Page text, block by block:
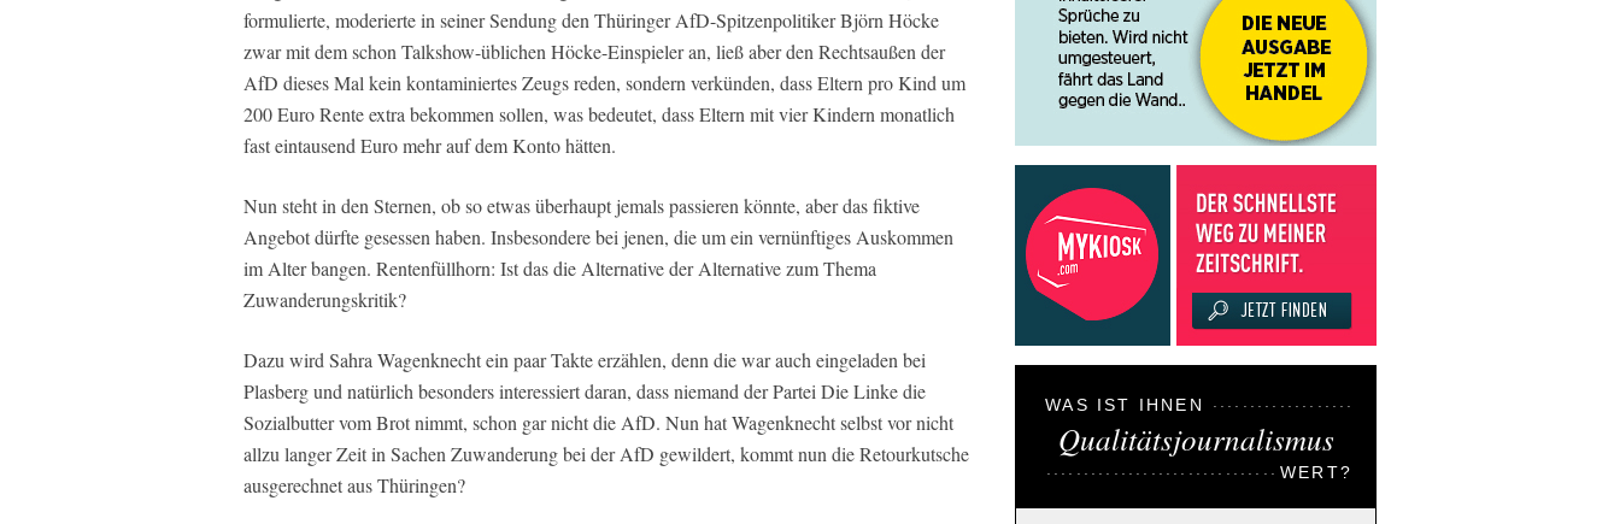
formulierte, moderierte in seiner Sendung den Thüringer AfD-Spitzenpolitiker Björn Höcke
zwar mit dem schon Talkshow-üblichen Höcke-Einspieler an, ließ aber den Rechtsaußen der
AfD dieses Mal kein kontaminiertes Zeugs reden, sondern verkünden, dass Eltern pro Kind um
200 Euro Rente extra bekommen sollen, was bedeutet, dass Eltern mit vier Kindern monatlich
fast eintausend Euro mehr auf dem Konto hätten.
Nun steht in den Sternen, ob so etwas überhaupt jemals passieren könnte, aber das fiktive
Angebot dürfte gesessen haben. Insbesondere bei jenen, die um ein vernünftiges Auskommen
im Alter bangen. Rentenfüllhorn: Ist das die Alternative der Alternative zum Thema
Zuwanderungskritik?
Dazu wird Sahra Wagenknecht ein paar Takte erzählen, denn die war auch eingeladen bei
Plasberg und natürlich besonders interessiert daran, dass niemand der Partei Die Linke die
Sozialbutter vom Brot nimmt, schon gar nicht die AfD. Nun hat Wagenknecht selbst vor nicht
allzu langer Zeit in Sachen Zuwanderung bei der AfD gewildert, kommt nun die Retourkutsche
ausgerechnet aus Thüringen?
WAS IST IHNEN
Qualitätsjournalismus
WERT?